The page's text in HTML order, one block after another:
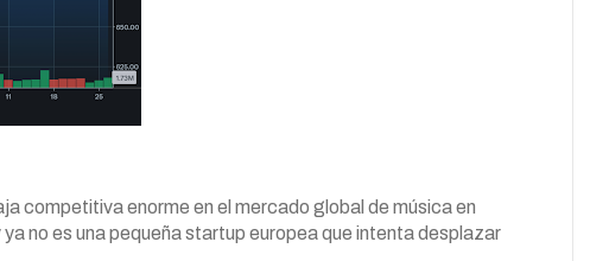
competitiva enorme en el mercado global de música en
no es una pequeña startup europea que intenta desplazar